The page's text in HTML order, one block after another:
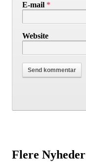
E-mail *
Website
Flere Nyheder